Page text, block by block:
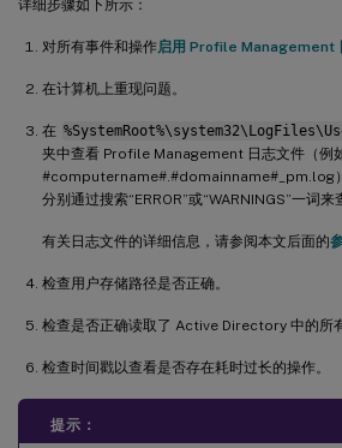
详细步骤如下所示：
对所有事件和操作启用 Profile Management
在计算机上重现问题。
在
夹中查看 Profile Management 日志文件（例
#computername#.#domainname#_pm.log
分别通过搜索“ERROR”或“WARNINGS”一词来
有关日志文件的详细信息，请参阅本文后面的
检查用户存储路径是否正确。
检查是否正确读取了 Active Directory 中的所
检查时间戳以查看是否存在耗时过长的操作。
提示：